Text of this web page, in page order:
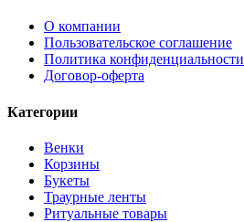
О компании
Пользовательское соглашение
Политика конфиденциальности
Договор-оферта
Категории
Венки
Корзины
Букеты
Траурные ленты
Ритуальные товары